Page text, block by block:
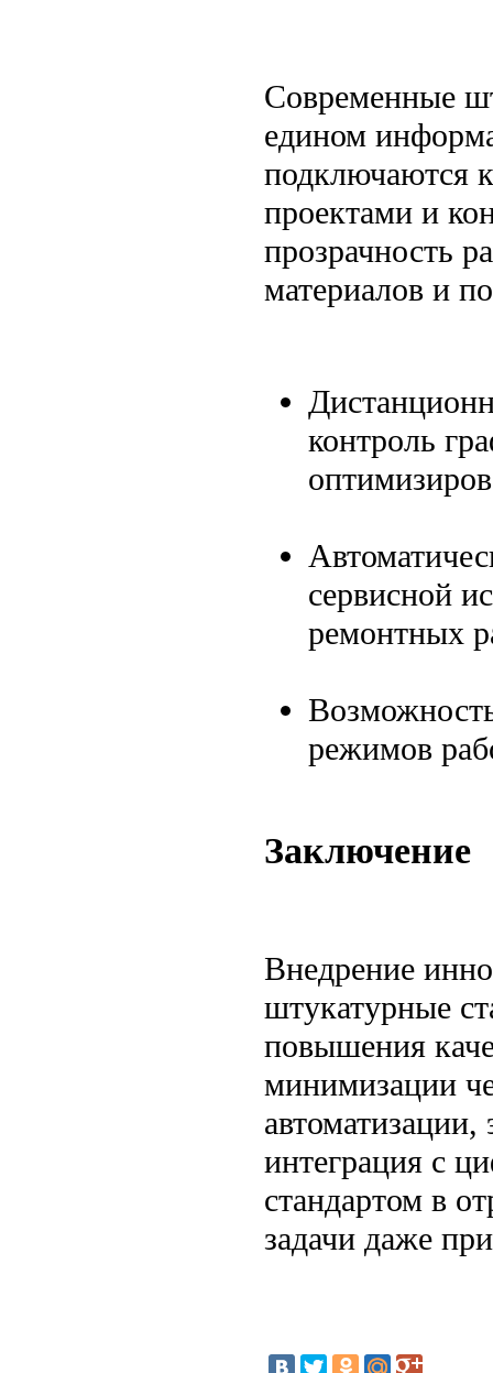
Современные
едином
подключаются
проектами и
прозрачность
материалов и
контроль
сервисной
ремонтных
режимов
Заключение
Внедрение
штукатурные
повышения
минимизации
интеграция с
стандартом в
задачи даже